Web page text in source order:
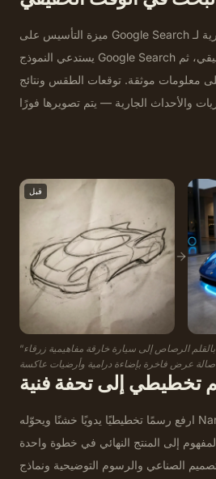
ميزة التأسيس على Google Search الحصرية لـ Nano Banana 2 —
يستدعي النموذج Google Search للبيانات في الوقت الحقيقي، ثم
معلومات موثقة. توقعات الطقس ونتائج
قبل
“الرصاص إلى سيارة خارقة مفاهيمية زرقاء
صالة عرض فاخرة بإضاءة درامية وأرضيات عاكسة
إلى تحفة فنية
ارفع رسمًا تخطيطيًا يدويًا خشنًا ويحوّله Nano Banana 2 إلى تحفة
إلى المنتج النهائي في خطوة واحدة
الصناعي والرسوم التوضيحية ونماذج